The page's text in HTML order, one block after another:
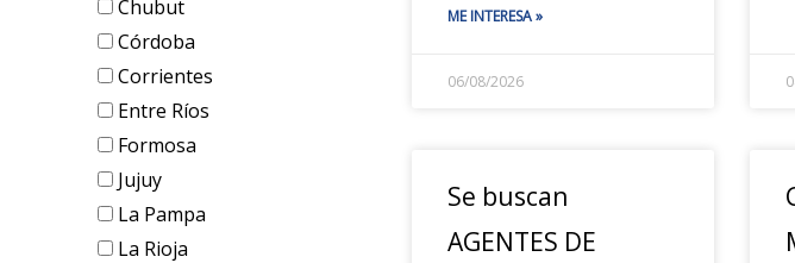
Chubut
Córdoba
Corrientes
Entre Ríos
Formosa
Jujuy
La Pampa
La Rioja
ME INTERESA »
06/08/2026
Se buscan
AGENTES DE